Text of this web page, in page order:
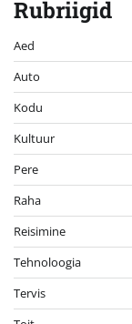
Rubriigid
Aed
Auto
Kodu
Kultuur
Pere
Raha
Reisimine
Tehnoloogia
Tervis